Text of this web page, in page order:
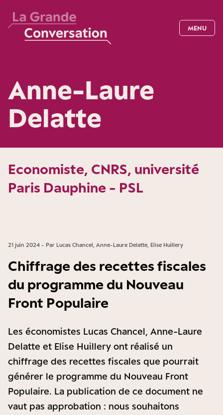
MENU
Anne-Laure
Delatte
Economiste, CNRS, université
Paris Dauphine - PSL
21 juin 2024 - Par Lucas Chancel, Anne-Laure Delatte, Elise Huillery
Chiffrage des recettes fiscales
du programme du Nouveau
Front Populaire
Les économistes Lucas Chancel, Anne-Laure
Delatte et Elise Huillery ont réalisé un
chiffrage des recettes fiscales que pourrait
générer le programme du Nouveau Front
Populaire. La publication de ce document ne
vaut pas approbation : nous souhaitons